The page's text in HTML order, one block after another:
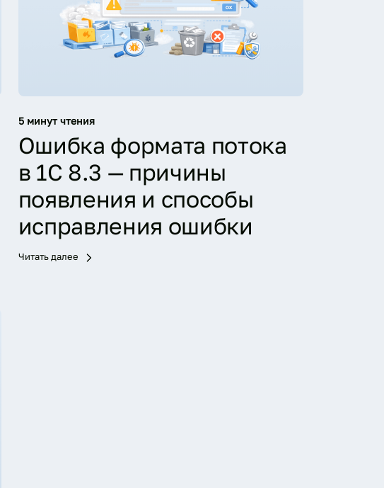
5 минут чтения
Ошибка формата потока
в 1С 8.3 — причины
появления и способы
исправления ошибки
Читать далее